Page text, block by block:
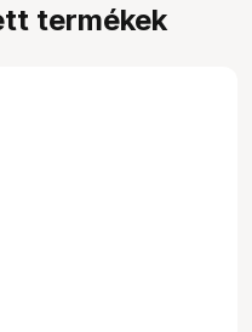
termékek